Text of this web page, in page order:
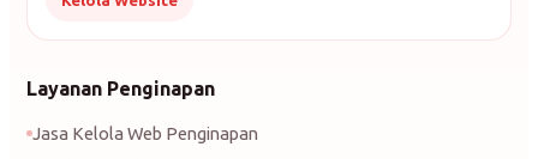
Layanan Penginapan
Jasa Kelola Web Penginapan